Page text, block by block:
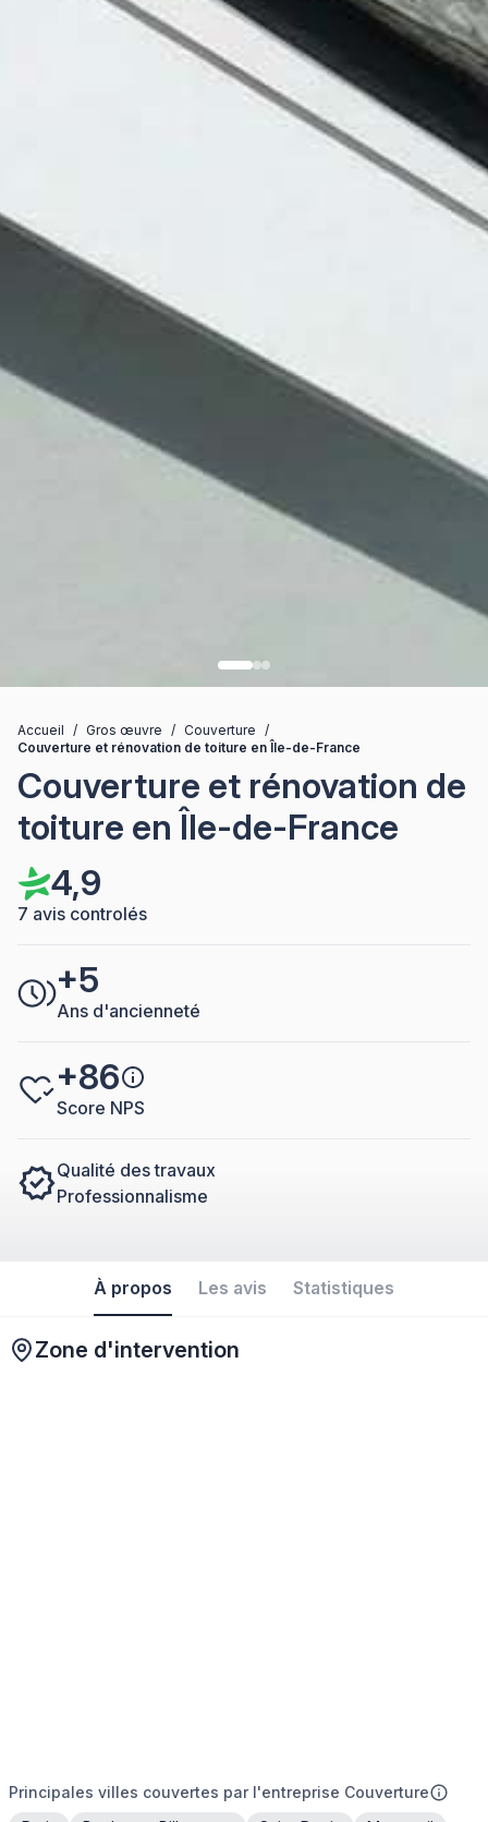
Accueil / Gros œuvre / Couverture /
Couverture et rénovation de toiture en Île-de-France
Couverture et rénovation de
toiture en Île-de-France
4,9
7 avis controlés
+5
Ans d'ancienneté
+86
Score NPS
Qualité des travaux
Professionnalisme
À propos Les avis Statistiques
Zone d'intervention
Principales villes couvertes par l'entreprise Couverture